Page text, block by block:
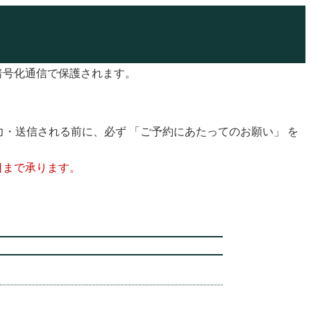
化通信で保護されます。
送信される前に、必ず 「ご予約にあたってのお願い 」
を
で承ります。